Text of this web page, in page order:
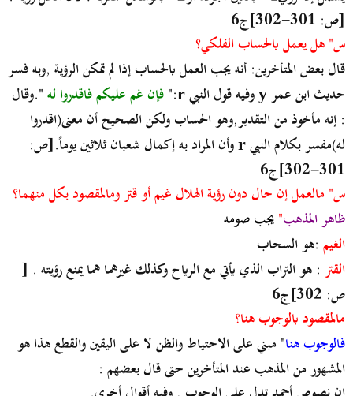
[ص: 301-302]ج6
س" هل يعمل بالحساب الفلكي؟
قال بعض المتأخرين: أنه يجب العمل بالحساب إذا لم تمكن الرؤية ,وبه فسر
حديث ابن عمر y وفيه قول النبي r
:"فإن غم عليكم فاقدروا له".وقال
: إنه مأخوذ من التقدير,وهو الحساب ولكن الصحيح أن معنى(اقدروا
له)مفسر بكلام النبي r وأن المراد به إكمال شعبان ثلاثين يوماً.[ص:
301-302]ج6
س" مالعمل إن حال دون رؤية الهلال غيم أو قتر ومالمقصود بكل منهما؟
ظاهر المذهب"يجب صومه
الغيم :هو السحاب
القتر : هو التراب الذي يأتي مع الرياح وكذلك غيرهما هما يمنع رؤيته . [
ص: 302]ج6
مالمقصود بالوجوب هنا؟
فالوجوب هنا" مبني على الاحتياط والظن لا على اليقين والقطع هذا هو
المشهور من المذهب عند المتأخرين حتى قال بعضهم :